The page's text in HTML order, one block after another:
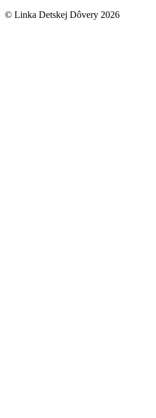
© Linka Detskej Dôvery 2026